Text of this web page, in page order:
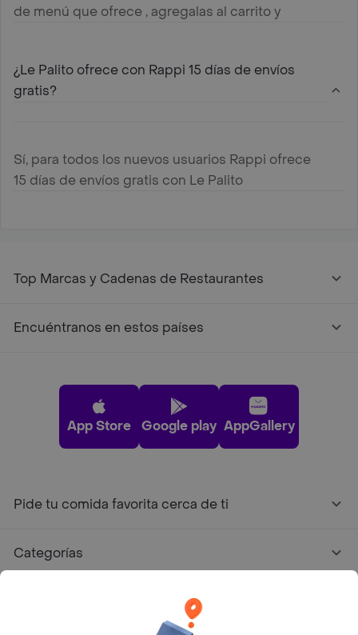
de menú que ofrece , agregalas al carrito y
¿Le Palito ofrece con Rappi 15 días de envíos
gratis?
Sí, para todos los nuevos usuarios Rappi ofrece
15 días de envíos gratis con Le Palito
Top Marcas y Cadenas de Restaurantes
Encuéntranos en estos países
App Store Google play AppGallery
Pide tu comida favorita cerca de ti
Categorías